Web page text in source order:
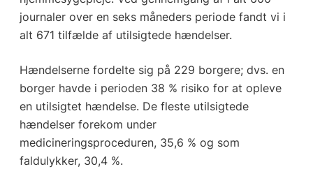
journaler over en seks måneders periode fandt vi i
alt 671 tilfælde af utilsigtede hændelser.
Hændelserne fordelte sig på 229 borgere; dvs. en
borger havde i perioden 38 % risiko for at opleve
en utilsigtet hændelse. De fleste utilsigtede
hændelser forekom under
medicineringsproceduren, 35,6 % og som
faldulykker, 30,4 %.